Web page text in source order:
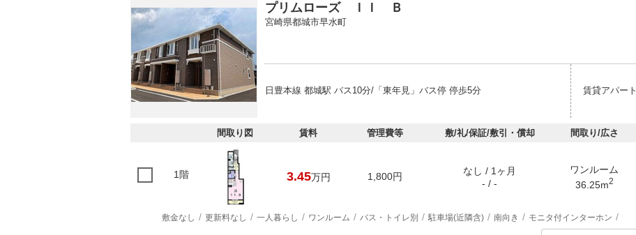
プリムローズ ＩＩ Ｂ
宮崎県都城市早水町
日豊本線 都城駅 バス10分/「東年見」バス停 停歩5分 賃貸アパート
間取り図 賃料 管理費等 敷/礼/保証/敷引・償却 間取り/広さ
1階 3.45万円 1,800円
なし / 1ヶ月
- / -
ワンルーム
36.25m2
敷金なし 更新料なし 一人暮らし ワンルーム バス・トイレ別 駐車場(近隣含) 南向き モニタ付インターホン